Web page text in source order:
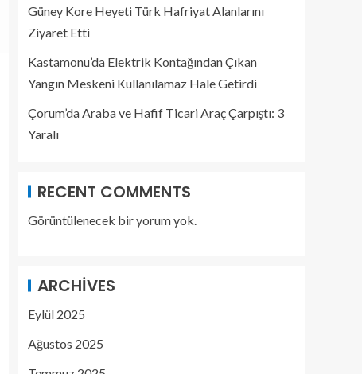
Güney Kore Heyeti Türk Hafriyat Alanlarını
Ziyaret Etti
Kastamonu’da Elektrik Kontağından Çıkan
Yangın Meskeni Kullanılamaz Hale Getirdi
Çorum’da Araba ve Hafif Ticari Araç Çarpıştı: 3
Yaralı
RECENT COMMENTS
Görüntülenecek bir yorum yok.
ARCHIVES
Eylül 2025
Ağustos 2025